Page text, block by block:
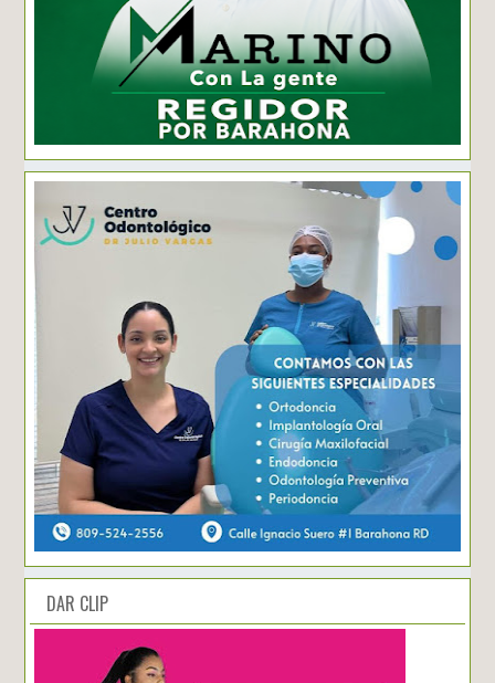
DAR CLIP